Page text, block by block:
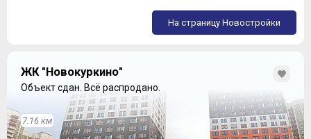
На страницу Новостройки
ЖК "Новокуркино"
Объект сдан. Всё распродано.
7.16 км